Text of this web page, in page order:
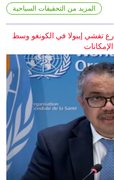
المزيد من التحقيقات السياحية
تفشي إيبولا في الكونغو وسط